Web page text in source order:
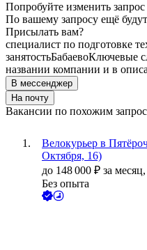
Попробуйте изменить
По вашему запросу ещё
Присылать вам?
специалист по подготовке
занятостьБабаевоКлючевые
названии компании и в
В мессенджер
На почту
Вакансии по похожим
Велокурьер в
Октября, 16)
до 148 000 ₽ за месяц,
Без опыта